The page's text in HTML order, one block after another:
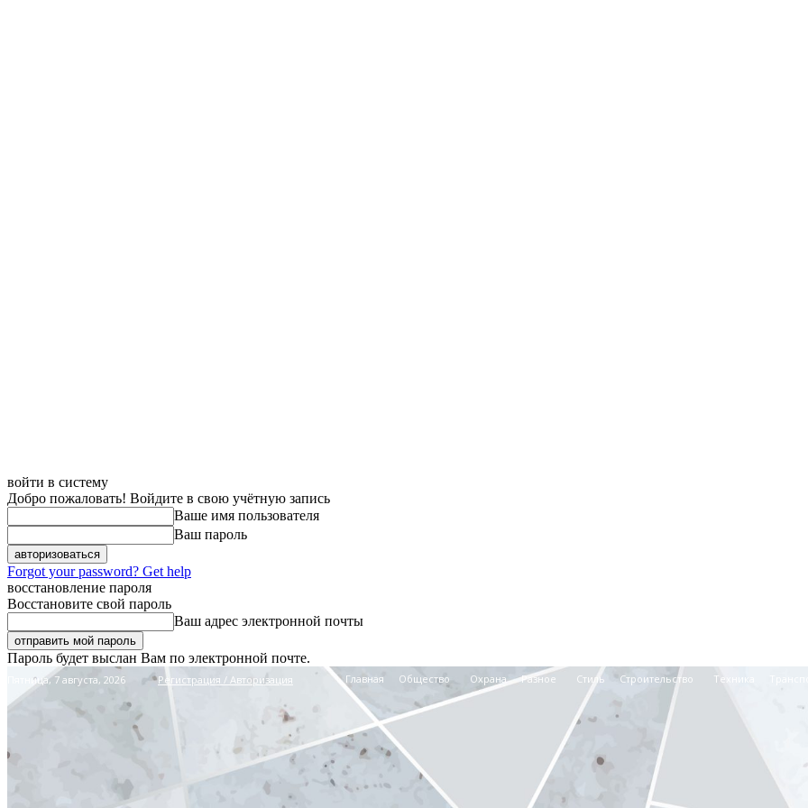
войти в систему
Добро пожаловать! Войдите в свою учётную запись
Ваше имя пользователя
Ваш пароль
Forgot your password? Get help
восстановление пароля
Восстановите свой пароль
Ваш адрес электронной почты
Пароль будет выслан Вам по электронной почте.
Пятница, 7 августа, 2026 Регистрация / Авторизация Главная Общество Охрана Разное Стиль Строительство Техника